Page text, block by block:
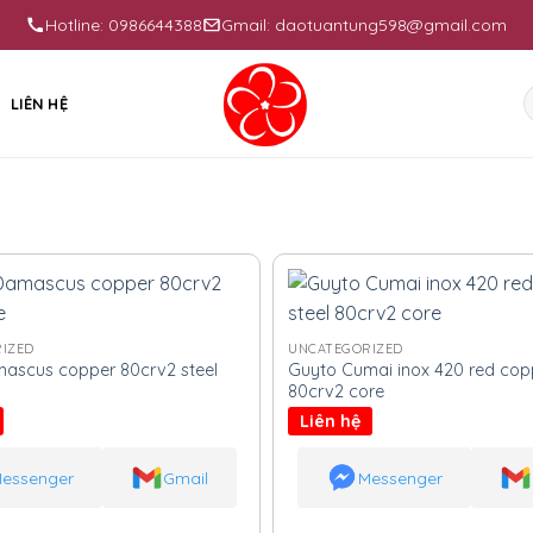
Hotline: 0986644388 Gmail: daotuantung598@gmail.com
LIÊN HỆ
copper 80crv2 steel
Gmail
UNCATEGORIZED
Guyto Cumai inox 420 red
80crv2 core
Liên hệ
Messenger